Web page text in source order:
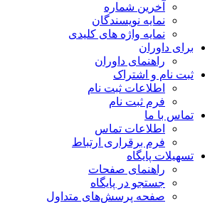
آخرین شماره
نمایه نویسندگان
نمایه واژه های کلیدی
برای داوران
راهنمای داوران
ثبت نام و اشتراک
اطلاعات ثبت نام
فرم ثبت نام
تماس با ما
اطلاعات تماس
فرم برقراری ارتباط
تسهیلات پایگاه
راهنمای صفحات
جستجو در پایگاه
صفحه پرسش‌های متداول